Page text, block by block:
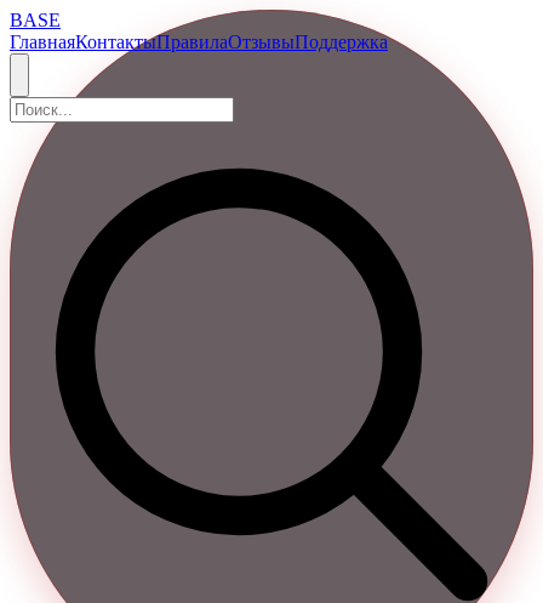
BASE
ГлавнаяКонтактыПравилаОтзывыПоддержка